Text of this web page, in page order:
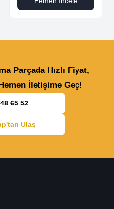
Parçada Hızlı Fiyat,
İletişime Geç!
65 52
Ulaş